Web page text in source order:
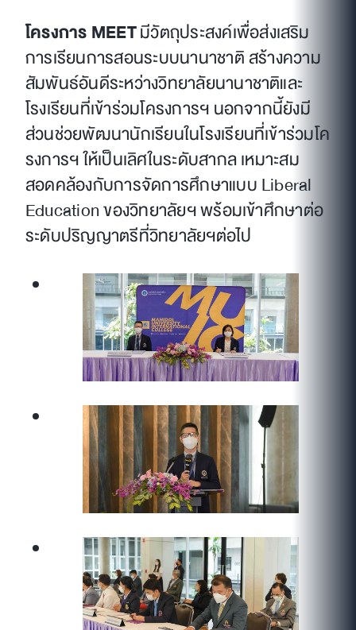
โครงการMEETมีวัตถุประสงค์เพื่อส่งเสริม
การเรียนการสอนระบบนานาชาติ สร้างความ
สัมพันธ์อันดีระหว่างวิทยาลัยนานาชาติและ
โรงเรียนที่เข้าร่วมโครงการฯ นอกจากนี้ยังมี
ส่วนช่วยพัฒนานักเรียนในโรงเรียนที่เข้าร่วมโค
รงการฯ ให้เป็นเลิศในระดับสากล เหมาะสม
สอดคล้องกับการจัดการศึกษาแบบ Liberal
Education ของวิทยาลัยฯ พร้อมเข้าศึกษาต่อ
ระดับปริญญาตรีที่วิทยาลัยฯต่อไป